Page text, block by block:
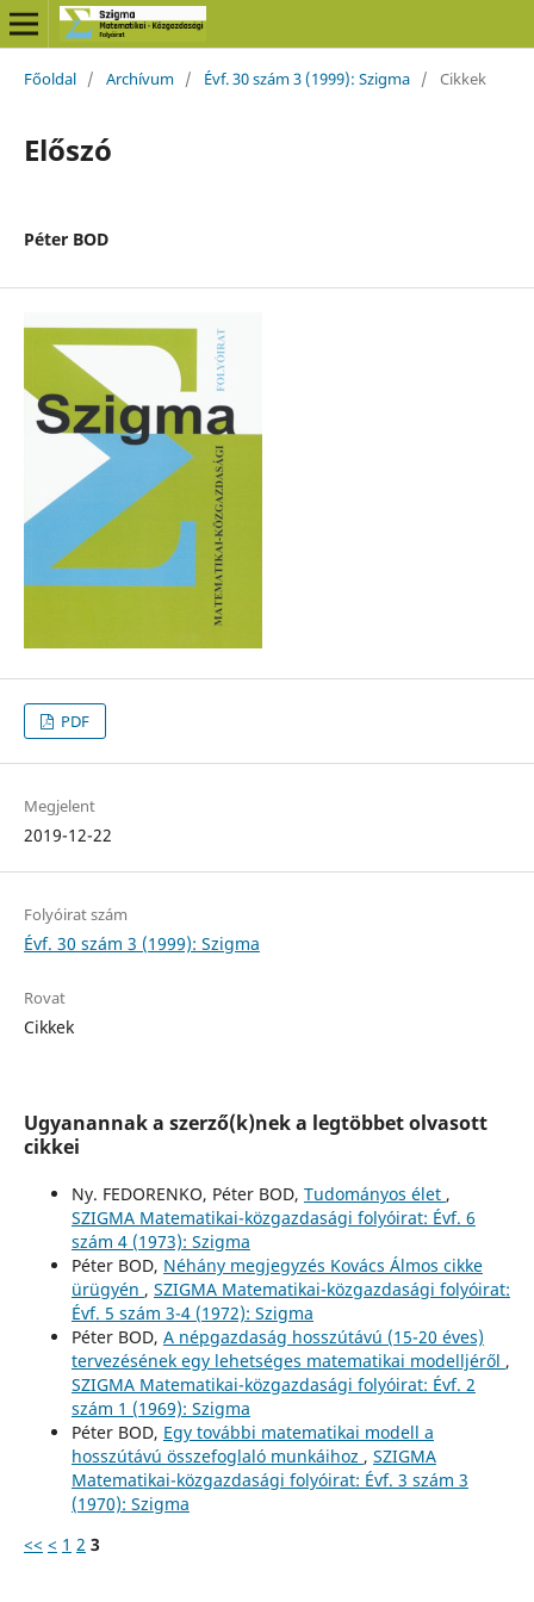
Főoldal / Archívum / Évf. 30 szám 3 (1999): Szigma / Cikkek
Előszó
Péter BOD
PDF
Megjelent
2019-12-22
Folyóirat szám
Évf. 30 szám 3 (1999): Szigma
Rovat
Cikkek
Ugyanannak a szerző(k)nek a legtöbbet olvasott
cikkei
Ny. FEDORENKO, Péter BOD, Tudományos élet ,
SZIGMA Matematikai-közgazdasági folyóirat: Évf. 6
szám 4 (1973): Szigma
Péter BOD, Néhány megjegyzés Kovács Álmos cikke
ürügyén , SZIGMA Matematikai-közgazdasági folyóirat:
Évf. 5 szám 3-4 (1972): Szigma
Péter BOD, A népgazdaság hosszútávú (15-20 éves)
tervezésének egy lehetséges matematikai modelljéről ,
SZIGMA Matematikai-közgazdasági folyóirat: Évf. 2
szám 1 (1969): Szigma
Péter BOD, Egy további matematikai modell a
hosszútávú összefoglaló munkáihoz , SZIGMA
Matematikai-közgazdasági folyóirat: Évf. 3 szám 3
(1970): Szigma
<< < 1 2 3